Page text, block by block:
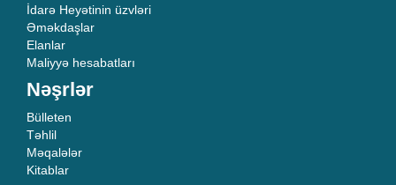
İdarə Heyətinin üzvləri
Əməkdaşlar
Elanlar
Maliyyə hesabatları
Nəşrlər
Bülleten
Təhlil
Məqalələr
Kitablar